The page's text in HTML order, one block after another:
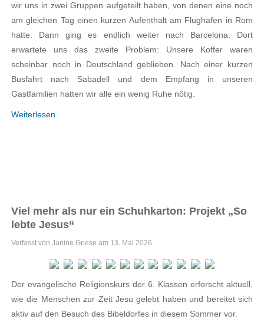
wir uns in zwei Gruppen aufgeteilt haben, von denen eine noch
am gleichen Tag einen kurzen Aufenthalt am Flughafen in Rom
hatte. Dann ging es endlich weiter nach Barcelona. Dort
erwartete uns das zweite Problem: Unsere Koffer waren
scheinbar noch in Deutschland geblieben. Nach einer kurzen
Busfahrt nach Sabadell und dem Empfang in unseren
Gastfamilien hatten wir alle ein wenig Ruhe nötig.
Weiterlesen
Viel mehr als nur ein Schuhkarton: Projekt „So
lebte Jesus“
Verfasst von Janine Griese am 13. Mai 2026.
Der evangelische Religionskurs der 6. Klassen erforscht aktuell,
wie die Menschen zur Zeit Jesu gelebt haben und bereitet sich
aktiv auf den Besuch des Bibeldorfes in diesem Sommer vor.